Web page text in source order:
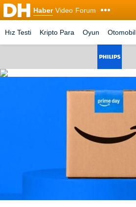
Haber Video Forum
Hız Testi Kripto Para Oyun Otomobil